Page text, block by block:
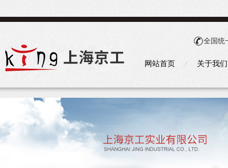
全国统
网站首页 关于我们